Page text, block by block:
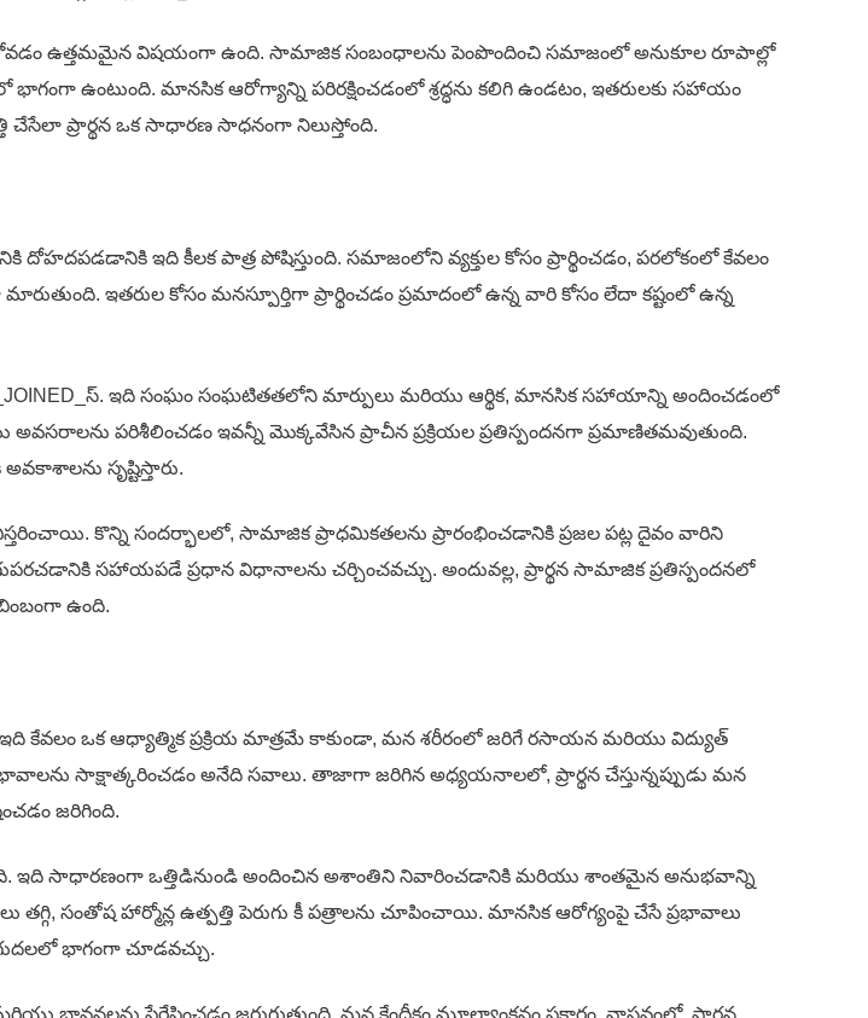
ఉత్తమమైన విషయంగా ఉంది. సామాజిక సంబంధాలను పెంపొందించి సమాజంలో అనుకూల రూపాల్లో
భాగంగా ఉంటుంది. మానసిక ఆరోగ్యాన్ని పరిరక్షించడంలో శ్రద్ధను కలిగి ఉండటం, ఇతరులకు సహాయం
చేసేలా ప్రార్థన ఒక సాధారణ సాధనంగా నిలుస్తోంది.
ఇది కీలక పాత్ర పోషిస్తుంది. సమాజంలోని వ్యక్తుల కోసం ప్రార్థించడం, పరలోకంలో కేవలం
ఇతరుల కోసం మనస్పూర్తిగా ప్రార్థించడం ప్రమాదంలో ఉన్న వారి కోసం లేదా కష్టంలో ఉన్న
ఇది సంఘం సంఘటితతలోని మార్పులు మరియు ఆర్థిక, మానసిక సహాయాన్ని అందించడంలో
పరిశీలించడం ఇవన్నీ మొక్కవేసిన ప్రాచీన ప్రక్రియల ప్రతిస్పందనగా ప్రమాణితమవుతుంది.
సృష్టిస్తారు.
కొన్ని సందర్భాలలో, సామాజిక ప్రాధమికతలను ప్రారంభించడానికి ప్రజల పట్ల దైవం వారిని
సహాయపడే ప్రధాన విధానాలను చర్చించవచ్చు. అందువల్ల, ప్రార్థన సామాజిక ప్రతిస్పందనలో
ఉంది.
ఇది కేవలం ఒక ఆధ్యాత్మిక ప్రక్రియ మాత్రమే కాకుండా, మన శరీరంలో జరిగే రసాయన మరియు విద్యుత్
సాక్షాత్కరించడం అనేది సవాలు. తాజాగా జరిగిన అధ్యయనాలలో, ప్రార్థన చేస్తున్నప్పుడు మన
జరిగింది.
ఇది సాధారణంగా ఒత్తిడినుండి అందించిన అశాంతిని నివారించడానికి మరియు శాంతమైన అనుభవాన్ని
తగ్గి, సంతోష హార్మోన్ల ఉత్పత్తి పెరుగు కీ పత్రాలను చూపించాయి. మానసిక ఆరోగ్యంపై చేసే ప్రభావాలు
భాగంగా చూడవచ్చు.